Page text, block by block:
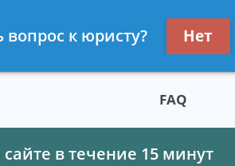
FAQ
в течение 15 минут
вопрос к юристу? Нет